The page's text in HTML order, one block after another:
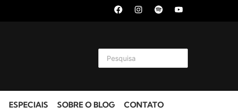
ESPECIAIS SOBRE O BLOG CONTATO